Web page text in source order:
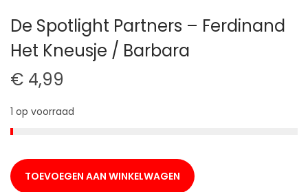
t
e
u
De Spotlight Partners – Ferdinand
Het Kneusje / Barbara
€ 4,99
1 op voorraad
TOEVOEGEN AAN WINKELWAGEN